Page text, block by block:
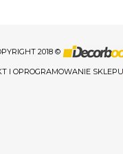
2018 ©
I OPROGRAMOWANIE